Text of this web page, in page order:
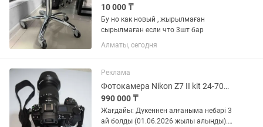
10 000 ₸
Бу но как новый , жырылмаған
сырылмаған если что 3шт бар
Алматы, сегодня
Реклама
Фотокамера Nikon Z7 II kit 24-70mm f/4
990 000 ₸
Жағдайы: Дүкеннен алғаныма небәрі 3
ай болды (01.06.2026 жылы алынды).